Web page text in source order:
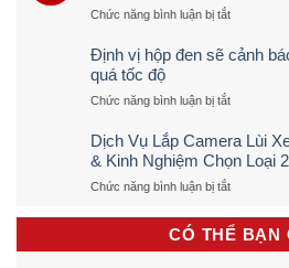
Chức năng bình luận bị tắtở
Dẫn
Vị
Đạp
Điện,
Máy
Tận
Nơi
Định vị hộp đen sẽ cảnh
quá tốc độ
Chức năng bình luận bị tắtở
hộp
đen
sẽ
báo
ngay
Dịch Vụ Lắp Camera Lùi
& Kinh Nghiệm Chọn Loại
Chức năng bình luận bị tắtở
Vụ
Lắp
Camera
CÓ THỂ BẠN